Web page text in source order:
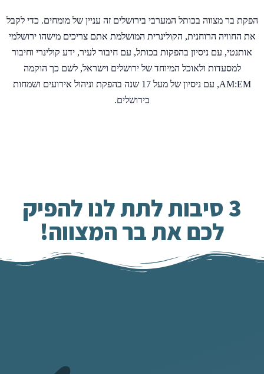
הפקת בר מצווה בכותל המערבי בירושלים זה עניין של מומחים. כדי לקבל
את החוויה הרוחנית, הקולינרית המושלמת אתם צריכים מישהו ירושלמי
אותנטי, עם ניסיון בהפקות בכותל, עם חיבור לעיר, ידע קולינרי וחיבור
למסעדות ולאוכל המיוחד של ירושלים וישראל, לשם כך הוקמה
AM:EM, עם ניסיון של מעל 17 שנה בהפקת וניהול אירועים ושמחות
בירושלים.
3 סיבות לתת לנו להפיק
לכם את בר המצווה!